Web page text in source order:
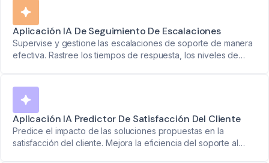
Aplicación IA De Seguimiento De Escalaciones
Supervise y gestione las escalaciones de soporte de manera
efectiva. Rastree los tiempos de respuesta, los niveles de
Aplicación IA Predictor De Satisfacción Del Cliente
Predice el impacto de las soluciones propuestas en la
satisfacción del cliente. Mejora la eficiencia del soporte al